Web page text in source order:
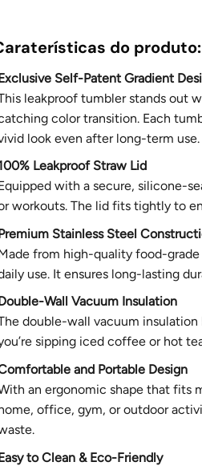
do produto:
Self-Patent Gradient
leakproof tumbler stands out
color transition. Each
look even after long-term use.
Leakproof Straw Lid
with a secure, silicone-
workouts. The lid fits tightly to
Stainless Steel
from high-quality food-
use. It ensures long-lasting
Double-Wall Vacuum Insulation
double-wall vacuum insulation
sipping iced coffee or hot
and Portable Design
an ergonomic shape that fits
office, gym, or outdoor
to Clean & Eco-Friendly